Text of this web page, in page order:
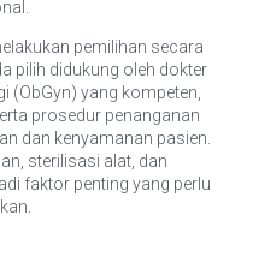
pemilihan secara
pilih didukung oleh dokter
(ObGyn) yang kompeten,
prosedur penanganan
dan kenyamanan pasien.
sterilisasi alat, dan
faktor penting yang perlu